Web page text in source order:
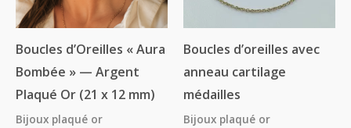
Boucles d’Oreilles « Aura
Bombée » — Argent
Plaqué Or (21 x 12 mm)
Bijoux plaqué or
Boucles d’oreilles avec
anneau cartilage
médailles
Bijoux plaqué or